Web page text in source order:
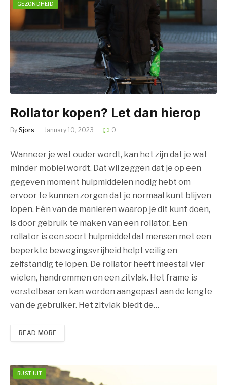
GEZONDHEID
Rollator kopen? Let dan hierop
By Sjors January 10, 2023 0
Wanneer je wat ouder wordt, kan het zijn dat je wat
minder mobiel wordt. Dat wil zeggen dat je op een
gegeven moment hulpmiddelen nodig hebt om
ervoor te kunnen zorgen dat je normaal kunt blijven
lopen. Eén van de manieren waarop je dit kunt doen,
is door gebruik te maken van een rollator. Een
rollator is een soort hulpmiddel dat mensen met een
beperkte bewegingsvrijheid helpt veilig en
zelfstandig te lopen. De rollator heeft meestal vier
wielen, handremmen en een zitvlak. Het frame is
verstelbaar en kan worden aangepast aan de lengte
van de gebruiker. Het zitvlak biedt de…
READ MORE
RUST UIT